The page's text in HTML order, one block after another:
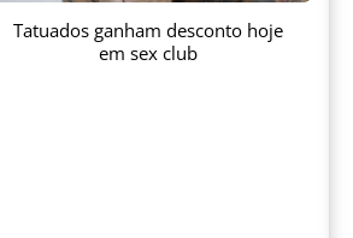
Tatuados ganham desconto hoje
em sex club